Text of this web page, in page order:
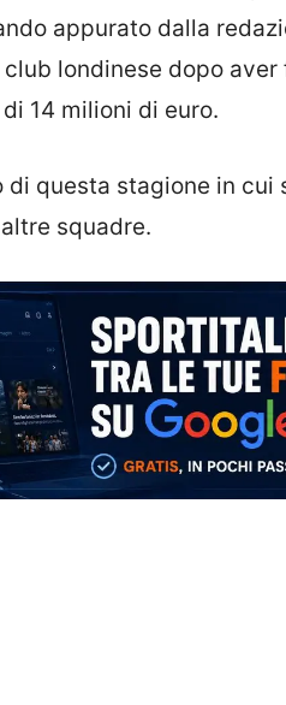
appurato dalla
londinese dopo
14 milioni di euro.
questa stagione in
squadre.